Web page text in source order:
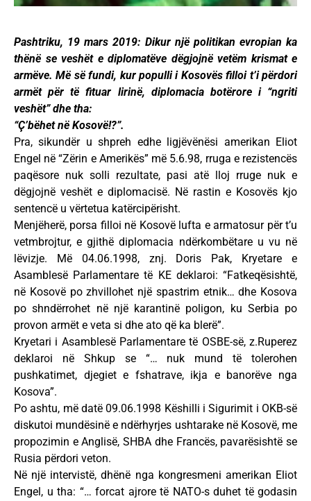
Pashtriku, 19 mars 2019: Dikur një politikan evropian ka
thënë se veshët e diplomatëve dëgjojnë vetëm krismat e
armëve. Më së fundi, kur populli i Kosovës filloi t’i përdori
armët për të fituar lirinë, diplomacia botërore i “ngriti
veshët” dhe tha:
“Ç’bëhet në Kosovë!?”.
Pra, sikundër u shpreh edhe ligjëvënësi amerikan Eliot
Engel në “Zërin e Amerikës” më 5.6.98, rruga e rezistencës
paqësore nuk solli rezultate, pasi atë lloj rruge nuk e
dëgjojnë veshët e diplomacisë. Në rastin e Kosovës kjo
sentencë u vërtetua katërcipërisht.
Menjëherë, porsa filloi në Kosovë lufta e armatosur për t’u
vetmbrojtur, e gjithë diplomacia ndërkombëtare u vu në
lëvizje. Më 04.06.1998, znj. Doris Pak, Kryetare e
Asamblesë Parlamentare të KE deklaroi: “Fatkeqësishtë,
në Kosovë po zhvillohet një spastrim etnik… dhe Kosova
po shndërrohet në një karantinë poligon, ku Serbia po
provon armët e veta si dhe ato që ka blerë”.
Kryetari i Asamblesë Parlamentare të OSBE-së, z.Ruperez
deklaroi në Shkup se “… nuk mund të tolerohen
pushkatimet, djegiet e fshatrave, ikja e banorëve nga
Kosova”.
Po ashtu, më datë 09.06.1998 Këshilli i Sigurimit i OKB-së
diskutoi mundësinë e ndërhyrjes ushtarake në Kosovë, me
propozimin e Anglisë, SHBA dhe Francës, pavarësishtë se
Rusia përdori veton.
Në një intervistë, dhënë nga kongresmeni amerikan Eliot
Engel, u tha: “… forcat ajrore të NATO-s duhet të godasin